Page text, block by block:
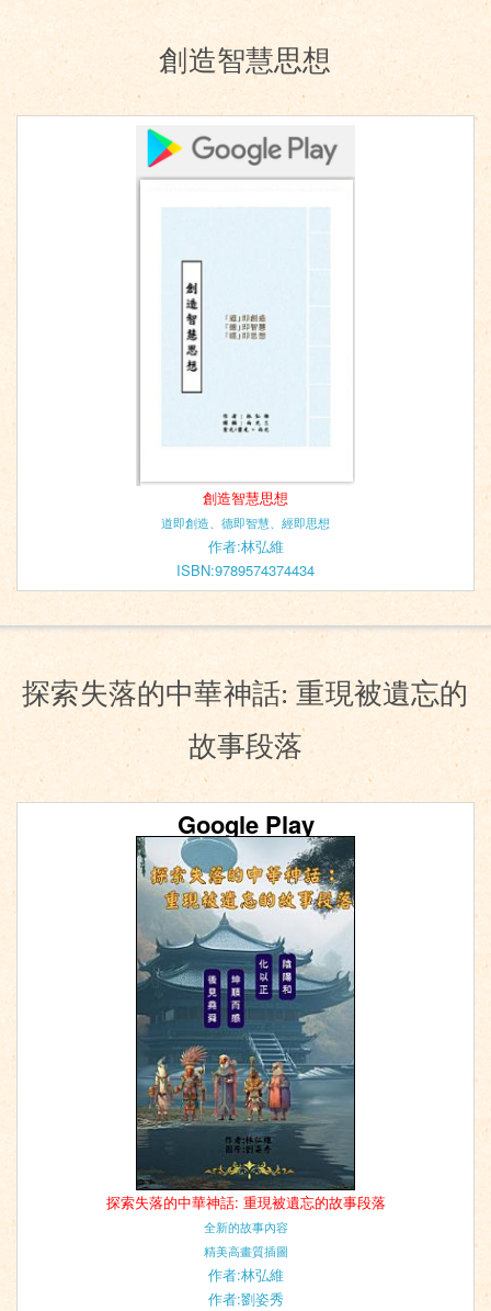
創造智慧思想
創造智慧思想
道即創造、德即智慧、經即思想
作者:林弘維
ISBN:9789574374434
探索失落的中華神話: 重現被遺忘的
故事段落
Google Play
探索失落的中華神話: 重現被遺忘的故事段落
全新的故事內容
精美高畫質插圖
作者:林弘維
作者:劉姿秀